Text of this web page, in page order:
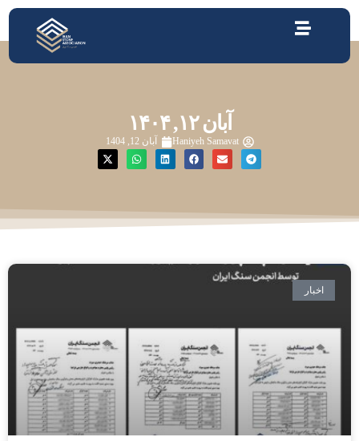
آبان ۱۲, ۱۴۰۴
Haniyeh Samavat آبان 12, 1404
اخبار